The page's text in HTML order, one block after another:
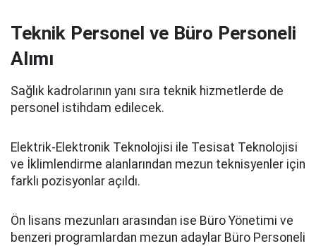
Teknik Personel ve Büro Personeli
Alımı
Sağlık kadrolarının yanı sıra teknik hizmetlerde de
personel istihdam edilecek.
Elektrik-Elektronik Teknolojisi ile Tesisat Teknolojisi
ve İklimlendirme alanlarından mezun teknisyenler için
farklı pozisyonlar açıldı.
Ön lisans mezunları arasından ise Büro Yönetimi ve
benzeri programlardan mezun adaylar Büro Personeli